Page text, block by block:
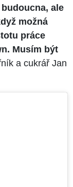
ale
možná
práce
Musím být
a cukrář Jan